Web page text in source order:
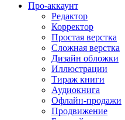
Про-аккаунт
Редактор
Корректор
Простая верстка
Сложная верстка
Дизайн обложки
Иллюстрации
Тираж книги
Аудиокнига
Офлайн-продажи
Продвижение